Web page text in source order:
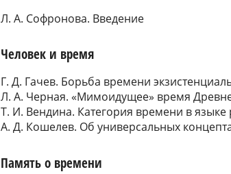
Л. А. Софронова. Введение
Человек и время
Г. Д. Гачев. Борьба времени
Л. А. Черная. «Мимоидущее» время
Т. И. Вендина. Категория времени в
А. Д. Кошелев. Об универсальных
Память о времени